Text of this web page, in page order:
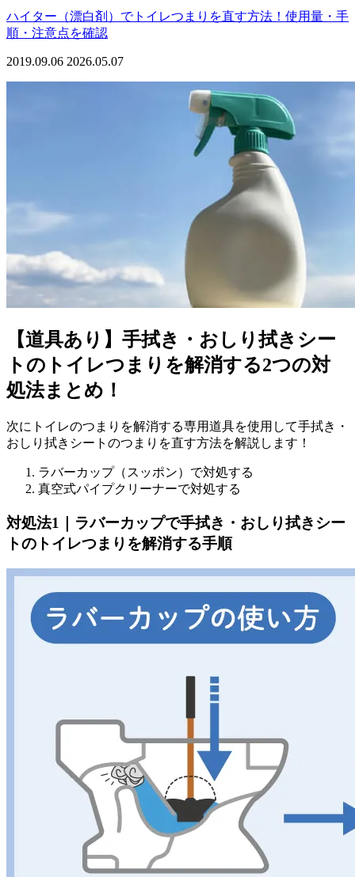
ハイター（漂白剤）でトイレつまりを直す方法！使用量・手
順・注意点を確認
2019.09.06 2026.05.07
【道具あり】手拭き・おしり拭きシー
トのトイレつまりを解消する2つの対
処法まとめ！
次にトイレのつまりを解消する専用道具を使用して手拭き・
おしり拭きシートのつまりを直す方法を解説します！
ラバーカップ（スッポン）で対処する
真空式パイプクリーナーで対処する
対処法1｜ラバーカップで手拭き・おしり拭きシー
トのトイレつまりを解消する手順